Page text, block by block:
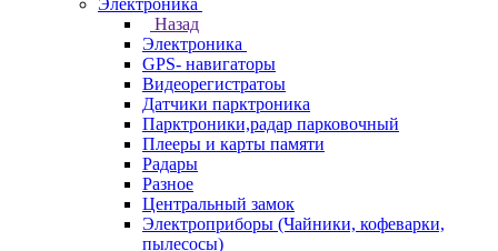
Электроника
Назад
Электроника
GPS- навигаторы
Видеорегистратоы
Датчики парктроника
Парктроники,радар парковочный
Плееры и карты памяти
Радары
Разное
Центральный замок
Электроприборы (Чайники, кофеварки,
пылесосы)